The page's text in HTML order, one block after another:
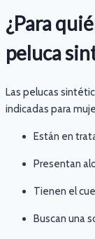
¿Para
peluca
Las pelucas
indicadas para
Están en
Presentan
Tienen el
Buscan una